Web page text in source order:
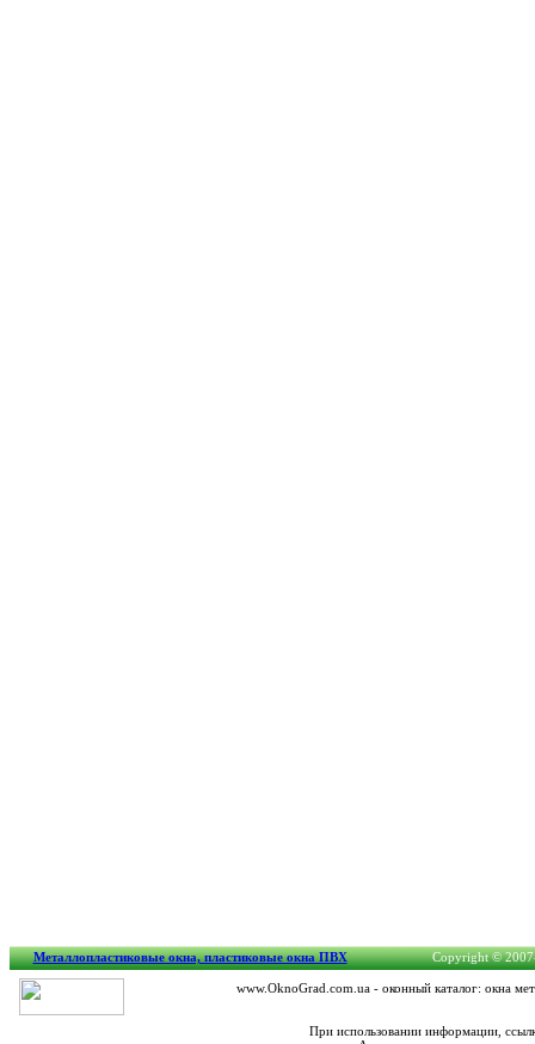
Металлопластиковые окна, пластиковые окна ПВХ Copyright ©
www.OknoGrad.com.ua - оконный каталог: окна
При использовании информации,